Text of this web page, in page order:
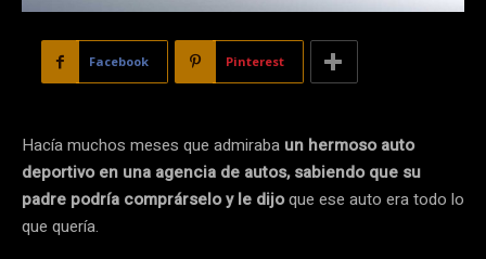
Facebook Pinterest
Hacía muchos meses que admiraba un hermoso auto
deportivo en una agencia de autos, sabiendo que su
padre podría comprárselo y le dijoque ese auto era todo lo
que quería.